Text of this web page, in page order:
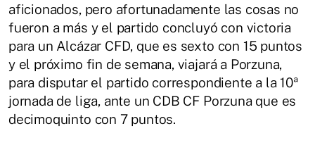
aficionados, pero afortunadamente las cosas no
fueron a más y el partido concluyó con victoria
para un Alcázar CFD, que es sexto con 15 puntos
y el próximo fin de semana, viajará a Porzuna,
para disputar el partido correspondiente a la 10ª
jornada de liga, ante un CDB CF Porzuna que es
decimoquinto con 7 puntos.